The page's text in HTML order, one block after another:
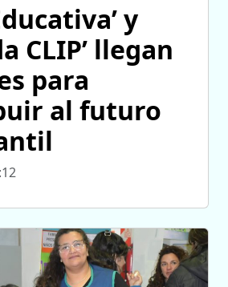
y
CLIP’ llegan
para
al futuro